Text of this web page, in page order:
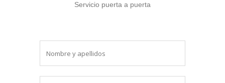
Servicio puerta a puerta